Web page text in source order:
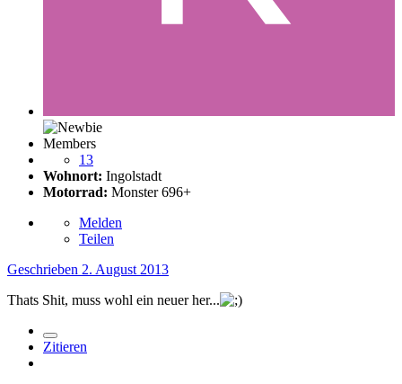
Members
13
Wohnort: Ingolstadt
Motorrad: Monster 696+
Melden
Teilen
Geschrieben 2. August 2013
Thats Shit, muss wohl ein neuer her...
Zitieren